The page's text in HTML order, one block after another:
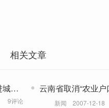
相关文章
城条
9评论
云南省取消“农业户
新闻 2007-12-18